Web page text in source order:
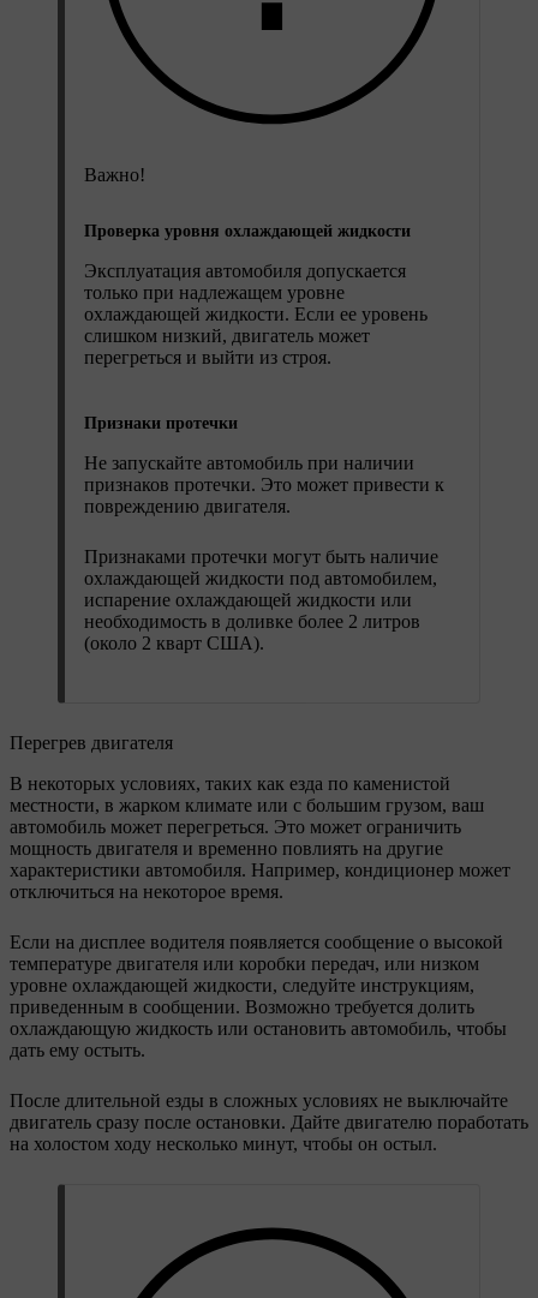
Важно!
Проверка уровня охлаждающей жидкости
Эксплуатация автомобиля допускается
только при надлежащем уровне
охлаждающей жидкости. Если ее уровень
слишком низкий, двигатель может
перегреться и выйти из строя.
Признаки протечки
Не запускайте автомобиль при наличии
признаков протечки. Это может привести к
повреждению двигателя.
Признаками протечки могут быть наличие
охлаждающей жидкости под автомобилем,
испарение охлаждающей жидкости или
необходимость в доливке более 2 литров
(около 2 кварт США).
Перегрев двигателя
В некоторых условиях, таких как езда по каменистой
местности, в жарком климате или с большим грузом, ваш
автомобиль может перегреться. Это может ограничить
мощность двигателя и временно повлиять на другие
характеристики автомобиля. Например, кондиционер может
отключиться на некоторое время.
Если на дисплее водителя появляется сообщение о высокой
температуре двигателя или коробки передач, или низком
уровне охлаждающей жидкости, следуйте инструкциям,
приведенным в сообщении. Возможно требуется долить
охлаждающую жидкость или остановить автомобиль, чтобы
дать ему остыть.
После длительной езды в сложных условиях не выключайте
двигатель сразу после остановки. Дайте двигателю поработать
на холостом ходу несколько минут, чтобы он остыл.